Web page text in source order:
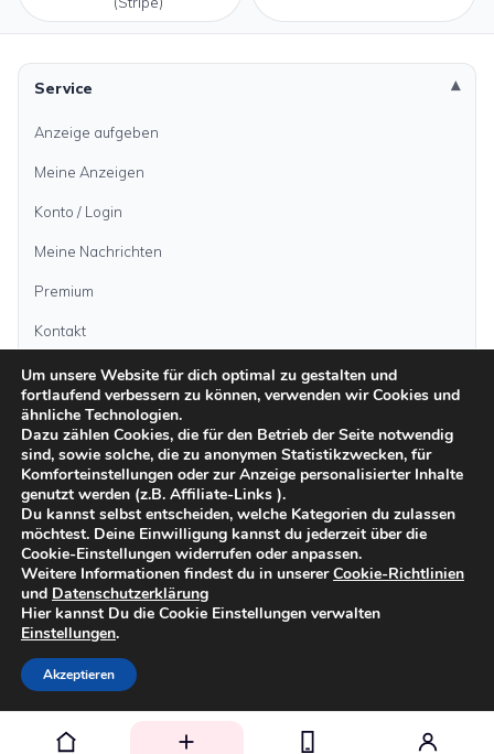
Service
Anzeige aufgeben
Meine Anzeigen
Konto / Login
Meine Nachrichten
Premium
Kontakt
Anzeige aufgeben
Kategorien
Inseln
ImpressumDatenschutzAGB Sicher inserierenModerationsrichtlinien
Um unsere Website für dich optimal zu gestalten und
fortlaufend verbessern zu können, verwenden wir Cookies und
ähnliche Technologien.
Dazu zählen Cookies, die für den Betrieb der Seite notwendig
sind, sowie solche, die zu anonymen Statistikzwecken, für
Komforteinstellungen oder zur Anzeige personalisierter Inhalte
genutzt werden (z.B. Affiliate-Links ).
Du kannst selbst entscheiden, welche Kategorien du zulassen
möchtest. Deine Einwilligung kannst du jederzeit über die
Cookie-Einstellungen widerrufen oder anpassen.
Weitere Informationen findest du in unsererCookie-Richtlinien
und Datenschutzerklärung
Hier kannst Du die Cookie Einstellungen verwalten
Einstellungen.
Akzeptieren